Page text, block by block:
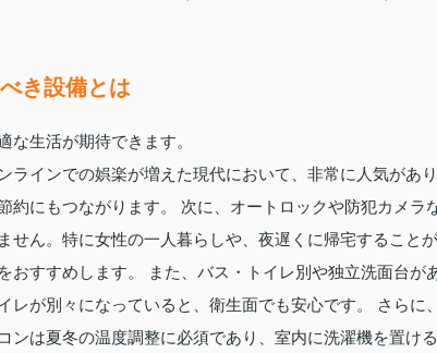
き設備とは
生活が期待できます。
ラインでの娯楽が増えた現代において、非常に人気があり
約にもつながります。 次に、オートロックや防犯カメラ
せん。特に女性の一人暮らしや、夜遅くに帰宅することが
おすすめします。 また、バス・トイレ別や独立洗面台が
レが別々になっていると、衛生面でも安心です。 さらに
ンは夏冬の温度調整に必須であり、室内に洗濯機を置ける